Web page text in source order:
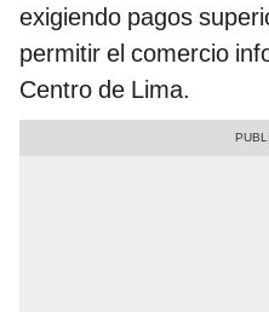
exigiendo pagos
permitir el comercio
Centro de Lima.